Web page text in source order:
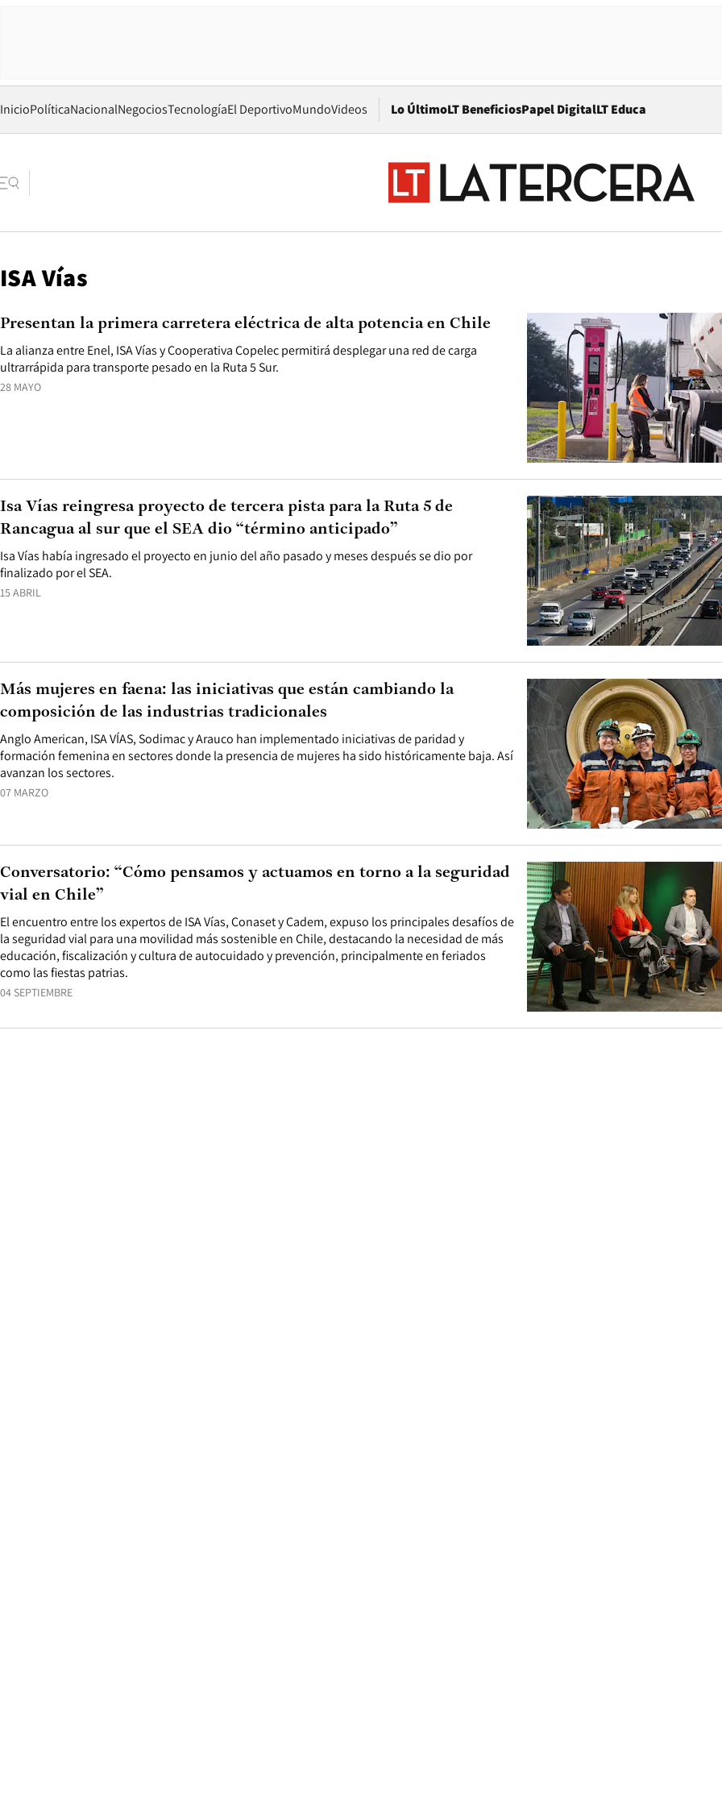
InicioPolíticaNacionalNegociosTecnologíaEl DeportivoMundoVideos Lo ÚltimoLT BeneficiosPapel DigitalOpens in new window
LT Educa
ISA Vías
28 MAYO
La alianza entre Enel, ISA Vías y Cooperativa Copelec permitirá desplegar una red de carga
ultrarrápida para transporte pesado en la Ruta 5 Sur.
Presentan la primera carretera eléctrica de alta potencia en Chile
15 ABRIL
Isa Vías había ingresado el proyecto en junio del año pasado y meses después se dio por
finalizado por el SEA.
Isa Vías reingresa proyecto de tercera pista para la Ruta 5 de
Rancagua al sur que el SEA dio “término anticipado”
07 MARZO
Anglo American, ISA VÍAS, Sodimac y Arauco han implementado iniciativas de paridad y
formación femenina en sectores donde la presencia de mujeres ha sido históricamente baja. Así
avanzan los sectores.
Más mujeres en faena: las iniciativas que están cambiando la
composición de las industrias tradicionales
04 SEPTIEMBRE
El encuentro entre los expertos de ISA Vías, Conaset y Cadem, expuso los principales desafíos de
la seguridad vial para una movilidad más sostenible en Chile, destacando la necesidad de más
educación, fiscalización y cultura de autocuidado y prevención, principalmente en feriados
como las fiestas patrias.
Conversatorio: “Cómo pensamos y actuamos en torno a la seguridad
vial en Chile”